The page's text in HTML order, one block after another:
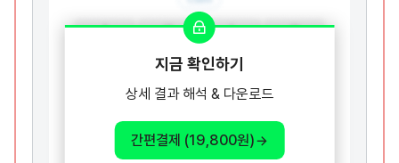
지금 확인하기
상세 결과 해석 & 다운로드
간편결제 (19,800원)